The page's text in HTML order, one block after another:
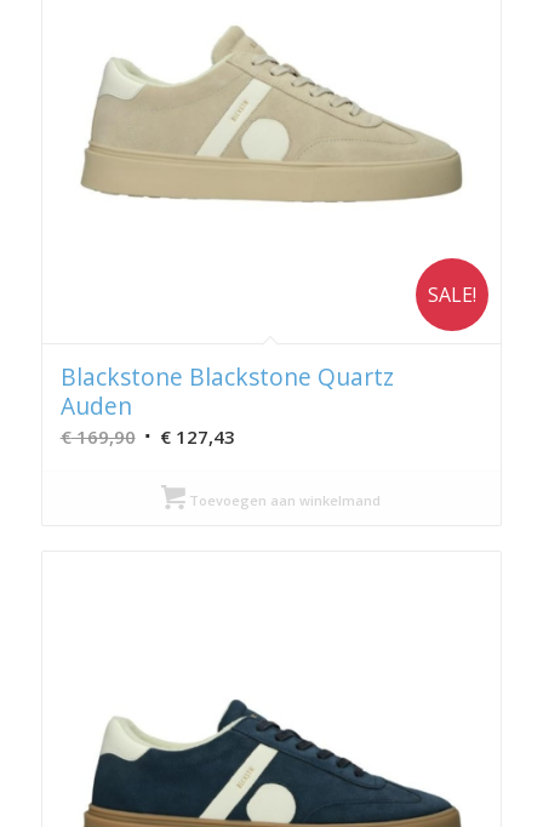
SALE!
Blackstone Blackstone Quartz
Auden
€169,90 Oorspronkelijke
was:
€127,43Huidige
is:
Toevoegen aan winkelmand